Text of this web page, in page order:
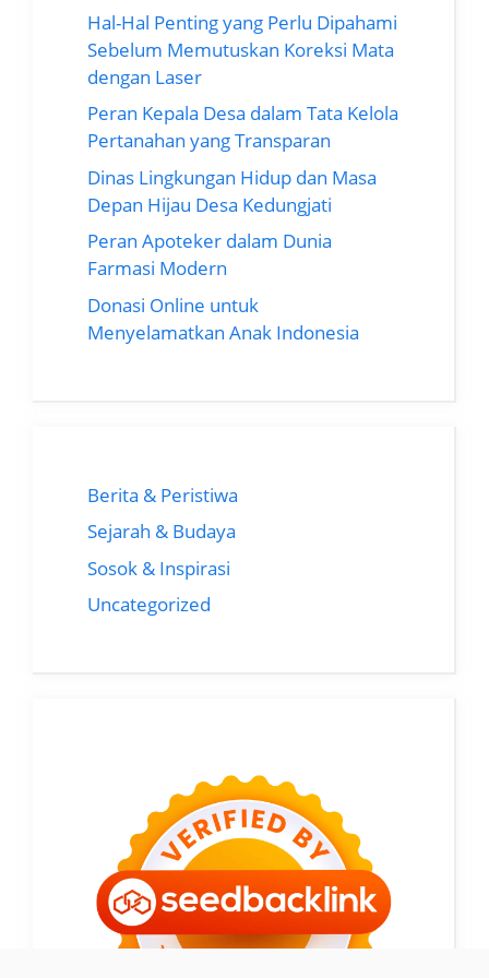
Hal-Hal Penting yang Perlu Dipahami
Sebelum Memutuskan Koreksi Mata
dengan Laser
Peran Kepala Desa dalam Tata Kelola
Pertanahan yang Transparan
Dinas Lingkungan Hidup dan Masa
Depan Hijau Desa Kedungjati
Peran Apoteker dalam Dunia
Farmasi Modern
Donasi Online untuk
Menyelamatkan Anak Indonesia
Berita & Peristiwa
Sejarah & Budaya
Sosok & Inspirasi
Uncategorized